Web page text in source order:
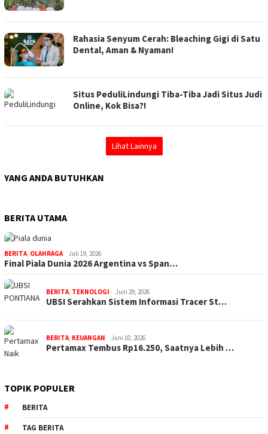
Rahasia Senyum Cerah: Bleaching Gigi di Satu
Dental, Aman & Nyaman!
Situs PeduliLindungi Tiba-Tiba Jadi Situs Judi
Online, Kok Bisa?!
Lihat Lainnya
YANG ANDA BUTUHKAN
BERITA UTAMA
BERITA, OLAHRAGA Juli 19, 2026
Final Piala Dunia 2026 Argentina vs Span…
BERITA, TEKNOLOGI Juni 29, 2026
UBSI Serahkan Sistem Informasi Tracer St…
BERITA, KEUANGAN Juni 10, 2026
Pertamax Tembus Rp16.250, Saatnya Lebih …
TOPIK POPULER
BERITA
TAG BERITA